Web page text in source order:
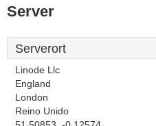
Server
Serverort
Linode Llc
England
London
Reino Unido